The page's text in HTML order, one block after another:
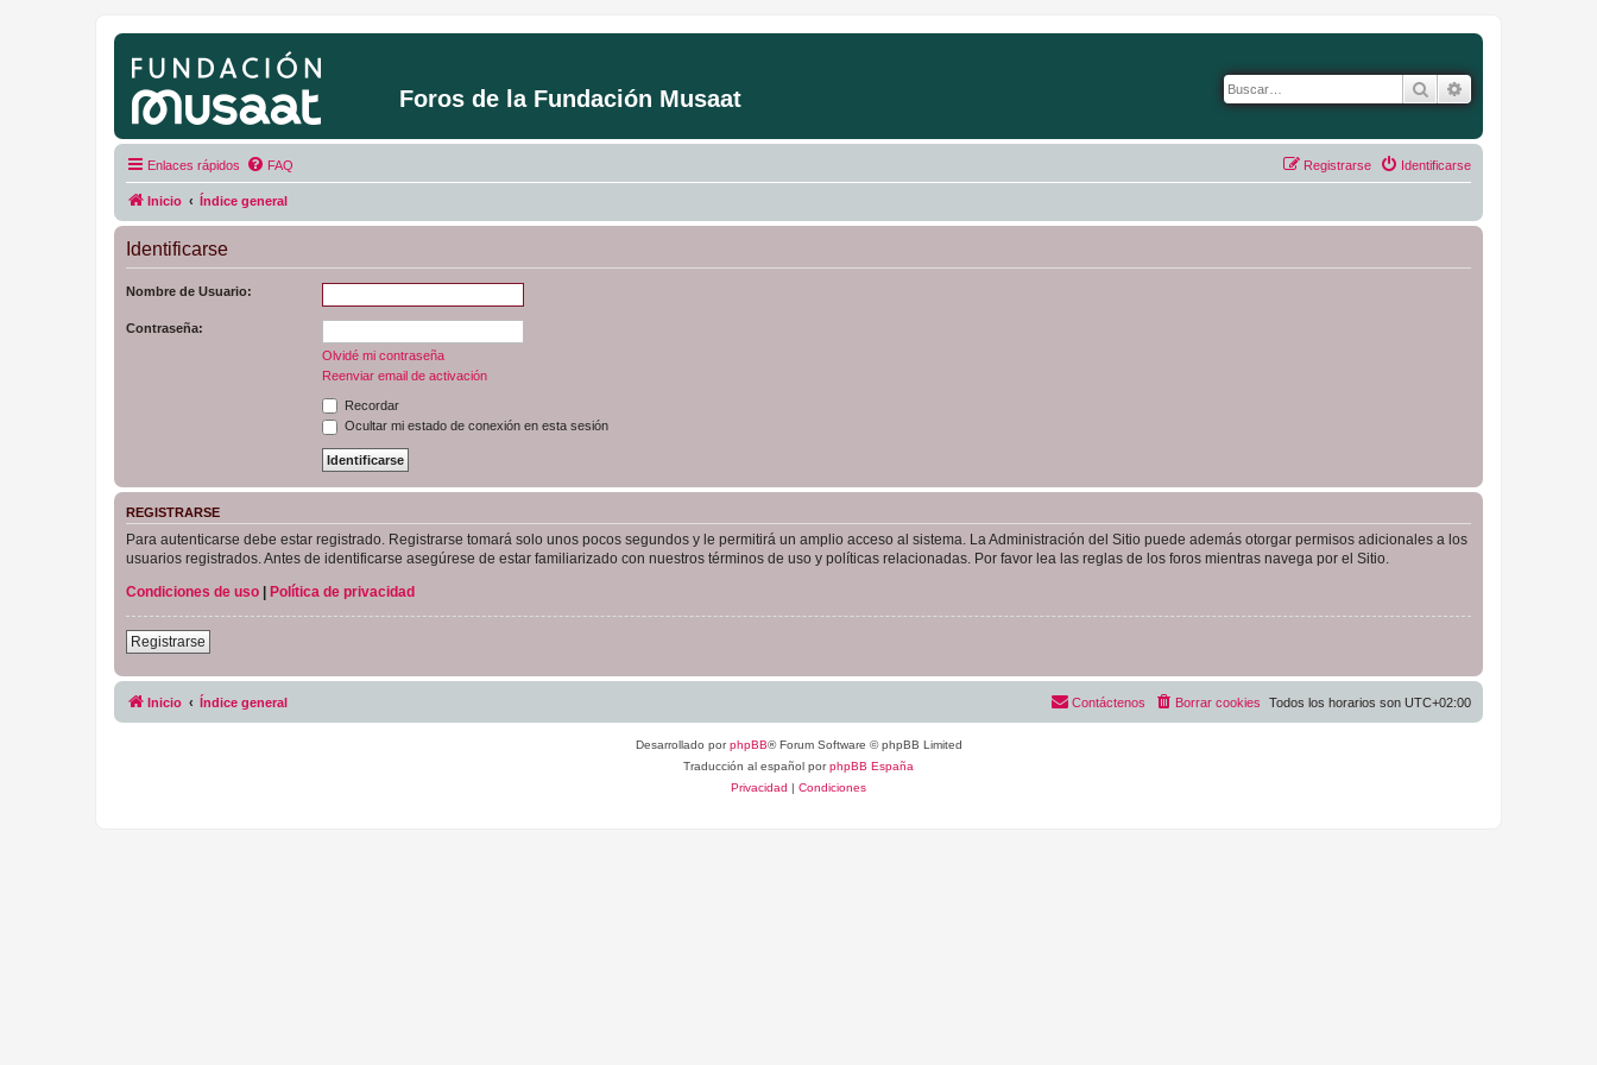
Foros de la Fundación Musaat Buscar
Enlaces rápidos FAQ Identificarse
Registrarse
Inicio Índice general
Identificarse
Nombre de Usuario:
Contraseña:
Olvidé mi contraseña
Reenviar email de activación
Recordar
Ocultar mi estado de conexión en esta sesión
REGISTRARSE
Para autenticarse debe estar registrado. Registrarse tomará solo unos pocos segundos y le permitirá un amplio acceso al sistema. La Administración del Sitio puede además otorgar permisos adicionales a los
usuarios registrados. Antes de identificarse asegúrese de estar familiarizado con nuestros términos de uso y políticas relacionadas. Por favor lea las reglas de los foros mientras navega por el Sitio.
Condiciones de uso
Política de privacidad
Registrarse
Inicio Índice general Todos los horarios son UTC+02:00
Borrar cookies
Contáctenos
Desarrollado porphpBB® Forum Software © phpBB Limited
Traducción al español porphpBB España
Privacidad | Condiciones